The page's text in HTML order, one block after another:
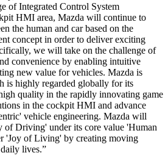
of Integrated Control System
HMI area, Mazda will continue to
the human and car based on the
concept in order to deliver exciting
we will take on the challenge of
convenience by enabling intuitive
new value for vehicles. Mazda is
highly regarded globally for its
quality in the rapidly innovating game
in the cockpit HMI and advance
vehicle engineering. Mazda will
of Driving' under its core value 'Human
'Joy of Living' by creating moving
daily lives.”